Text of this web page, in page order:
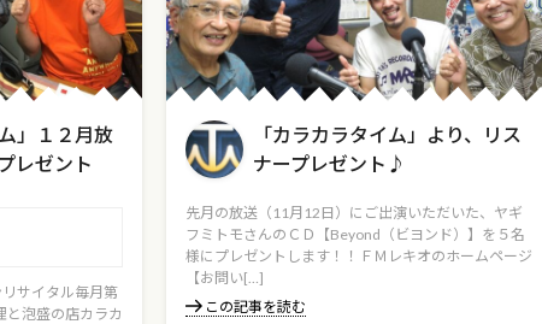
」１２月放
レゼント
サイタル毎月第
と泡盛の店カラカ
「カラカラタイム」より、リス
ナープレゼント♪
先月の放送（11月12日）にご出演いただいた、ヤギ
フミトモさんのＣＤ【Beyond（ビヨンド）】を５名
様にプレゼントします！！ＦＭレキオのホームページ
【お問い[…]
この記事を読む